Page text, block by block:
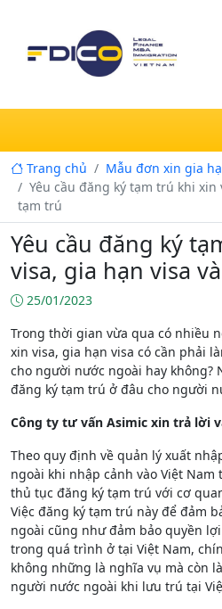
Trang chủ
Mẫu đơn xin gia
Yêu cầu đăng ký tạm trú khi
tạm trú
Yêu cầu đăng ký
visa, gia hạn visa
25/01/2023
Trong thời gian vừa qua có nhiều
xin visa, gia hạn visa có cần phải
cho người nước ngoài hay không?
đăng ký tạm trú ở đâu cho người
Công ty tư vấn Asimic xin trả lời
Theo quy định về quản lý xuất
ngoài khi nhập cảnh vào Việt
thủ tục đăng ký tạm trú với cơ
Việc đăng ký tạm trú này để đảm
ngoài cũng như đảm bảo quyền
trong quá trình ở tại Việt Nam,
không những là nghĩa vụ mà còn
người nước ngoài khi lưu trú tại